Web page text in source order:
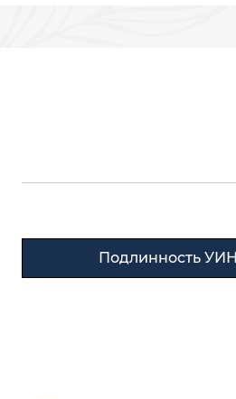
Подлинность УИН